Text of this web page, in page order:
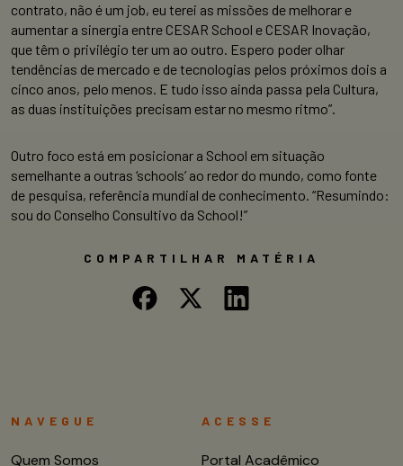
contrato, não é um job, eu terei as missões de melhorar e
aumentar a sinergia entre CESAR School e CESAR Inovação,
que têm o privilégio ter um ao outro. Espero poder olhar
tendências de mercado e de tecnologias pelos próximos dois a
cinco anos, pelo menos. E tudo isso ainda passa pela Cultura,
as duas instituições precisam estar no mesmo ritmo”.
Outro foco está em posicionar a School em situação
semelhante a outras ‘schools’ ao redor do mundo, como fonte
de pesquisa, referência mundial de conhecimento. “Resumindo:
sou do Conselho Consultivo da School!”
COMPARTILHAR MATÉRIA
NAVEGUE
Quem Somos
ACESSE
Portal Acadêmico